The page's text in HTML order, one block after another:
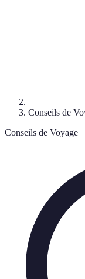
Conseils de
Conseils de Voyage